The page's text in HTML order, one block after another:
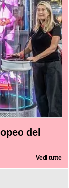
del
Vedi tutte